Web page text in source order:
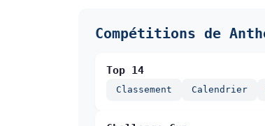
Compétitions de
Top 14
Classement Calendrier